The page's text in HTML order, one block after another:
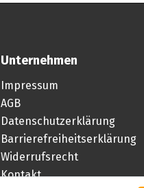
Unternehmen
Impressum
AGB
Datenschutzerklärung
Barrierefreiheitserklärung
Widerrufsrecht
Kontakt